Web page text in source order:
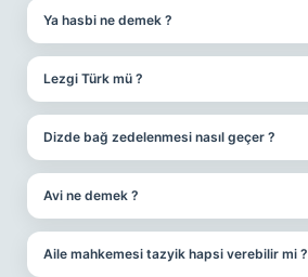
Ya hasbi ne demek ?
Lezgi Türk mü ?
Dizde bağ zedelenmesi nasıl geçer ?
Avi ne demek ?
Aile mahkemesi tazyik hapsi verebilir mi ?